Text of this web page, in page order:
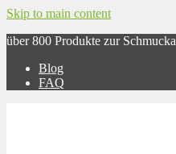
Skip to main content
über 800 Produkte zur
Blog
FAQ